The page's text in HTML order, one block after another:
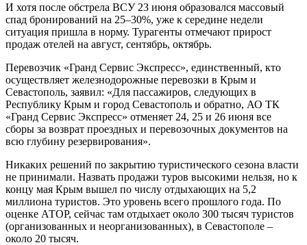
И хотя после обстрела ВСУ 23 июня образовался массовый
спад бронирований на 25–30%, уже к середине недели
ситуация пришла в норму. Турагенты отмечают прирост
продаж отелей на август, сентябрь, октябрь.
Перевозчик «Гранд Сервис Экспресс», единственный, кто
осуществляет железнодорожные перевозки в Крым и
Севастополь, заявил: «Для пассажиров, следующих в
Республику Крым и город Севастополь и обратно, АО ТК
«Гранд Сервис Экспресс» отменяет 24, 25 и 26 июня все
сборы за возврат проездных и перевозочных документов на
всю глубину резервирования».
Никаких решений по закрытию туристического сезона власти
не принимали. Назвать продажи туров высокими нельзя, но к
концу мая Крым вышел по числу отдыхающих на 5,2
миллиона туристов. Это уровень всего прошлого года. По
оценке АТОР, сейчас там отдыхает около 300 тысяч туристов
(организованных и неорганизованных), в Севастополе –
около 20 тысяч.